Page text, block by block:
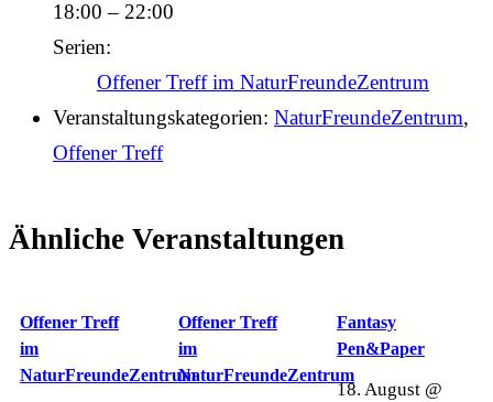
18:00 – 22:00
Serien:
Offener Treff im NaturFreundeZentrum
Veranstaltungskategorien: NaturFreundeZentrum,
Offener Treff
Ähnliche Veranstaltungen
Offener Treff
im
NaturFreundeZentrum
Offener Treff
im
NaturFreundeZentrum
Fantasy
Pen&Paper
18. August @